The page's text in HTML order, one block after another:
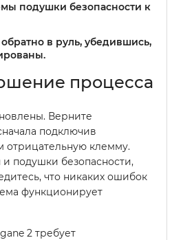
подушки безопасности к
в руль, убедившись,
процесса
Верните
подключив
отрицательную клемму.
подушки безопасности,
что никаких ошибок
функционирует
2 требует